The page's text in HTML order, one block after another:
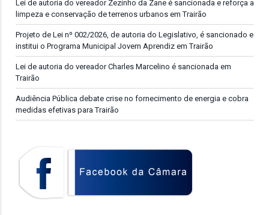
Lei de autoria do vereador Zezinho da Zane é sancionada e reforça a
limpeza e conservação de terrenos urbanos em Trairão
Projeto de Lei nº 002/2026, de autoria do Legislativo, é sancionado e
institui o Programa Municipal Jovem Aprendiz em Trairão
Lei de autoria do vereador Charles Marcelino é sancionada em
Trairão
Audiência Pública debate crise no fornecimento de energia e cobra
medidas efetivas para Trairão